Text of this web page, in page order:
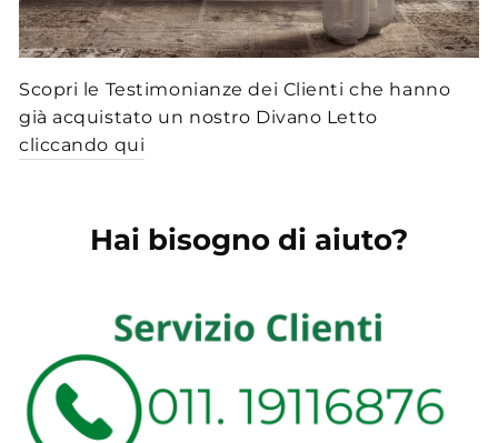
Scopri le Testimonianze dei Clienti che hanno
già acquistato un nostro Divano Letto
cliccando qui
Hai bisogno di aiuto?